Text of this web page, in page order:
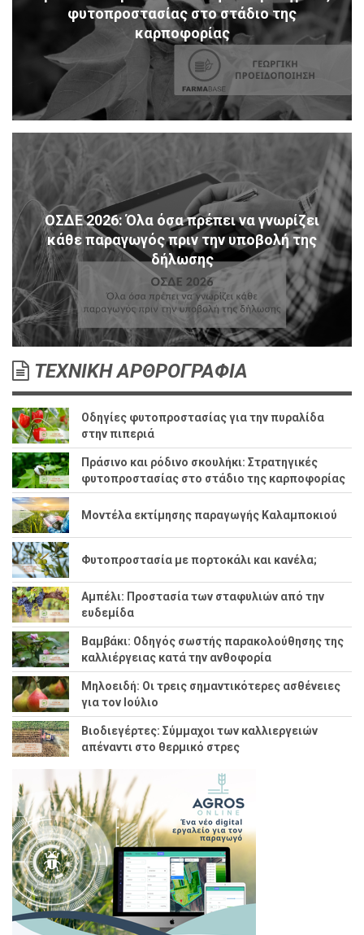
φυτοπροστασίας στο στάδιο της
καρποφορίας
ΟΣΔΕ 2026: Όλα όσα πρέπει να γνωρίζει
κάθε παραγωγός πριν την υποβολή της
δήλωσης
ΤΕΧΝΙΚΗ ΑΡΘΡΟΓΡΑΦΙΑ
Οδηγίες φυτοπροστασίας για την πυραλίδα
στην πιπεριά
Πράσινο και ρόδινο σκουλήκι: Στρατηγικές
φυτοπροστασίας στο στάδιο της καρποφορίας
Μοντέλα εκτίμησης παραγωγής Καλαμποκιού
Φυτοπροστασία με πορτοκάλι και κανέλα;
Αμπέλι: Προστασία των σταφυλιών από την
ευδεμίδα
Βαμβάκι: Οδηγός σωστής παρακολούθησης της
καλλιέργειας κατά την ανθοφορία
Μηλοειδή: Οι τρεις σημαντικότερες ασθένειες
για τον Ιούλιο
Βιοδιεγέρτες: Σύμμαχοι των καλλιεργειών
απέναντι στο θερμικό στρες